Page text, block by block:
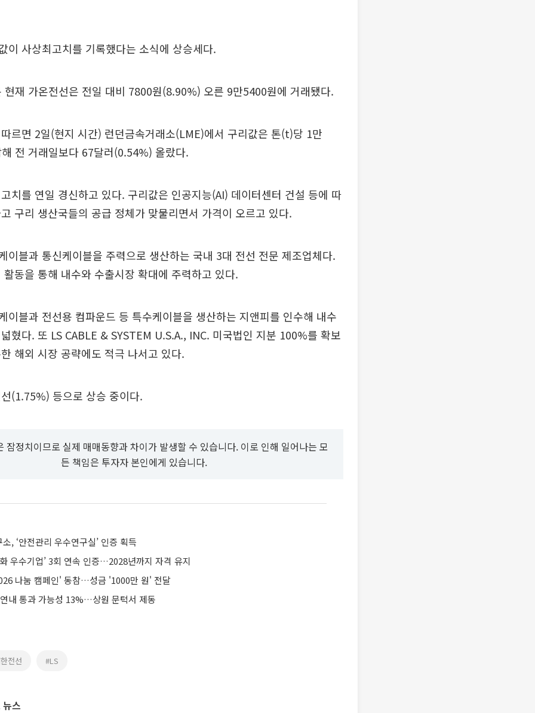
이 사상최고치를 기록했다는 소식에 상승세다.
현재 가온전선은 전일 대비 7800원(8.90%) 오른 9만5400원에 거래됐다.
르면 2일(현지 시간) 런던금속거래소(LME)에서 구리값은 톤(t)당 1만
전 거래일보다 67달러(0.54%) 올랐다.
치를 연일 경신하고 있다. 구리값은 인공지능(AI) 데이터센터 건설 등에 따
구리 생산국들의 공급 정체가 맞물리면서 가격이 오르고 있다.
이블과 통신케이블을 주력으로 생산하는 국내 3대 전선 전문 제조업체다.
동을 통해 내수와 수출시장 확대에 주력하고 있다.
이블과 전선용 컴파운드 등 특수케이블을 생산하는 지앤피를 인수해 내수
혔다. 또 LS CABLE & SYSTEM U.S.A., INC. 미국법인 지분 100%를 확보
해외 시장 공략에도 적극 나서고 있다.
(1.75%) 등으로 상승 중이다.
잠정치이므로 실제 매매동향과 차이가 발생할 수 있습니다. 이로 인해 일어나는 모
든 책임은 투자자 본인에게 있습니다.
, ‘안전관리 우수연구실’ 인증 획득
우수기업’ 3회 연속 인증…2028년까지 자격 유지
나눔 캠페인' 동참…성금 '1000만 원' 전달
내 통과 가능성 13%…상원 문턱서 제동
전선 #LS
스